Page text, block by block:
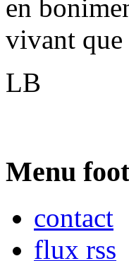
en
vivant que
LB
Menu
contact
flux rss